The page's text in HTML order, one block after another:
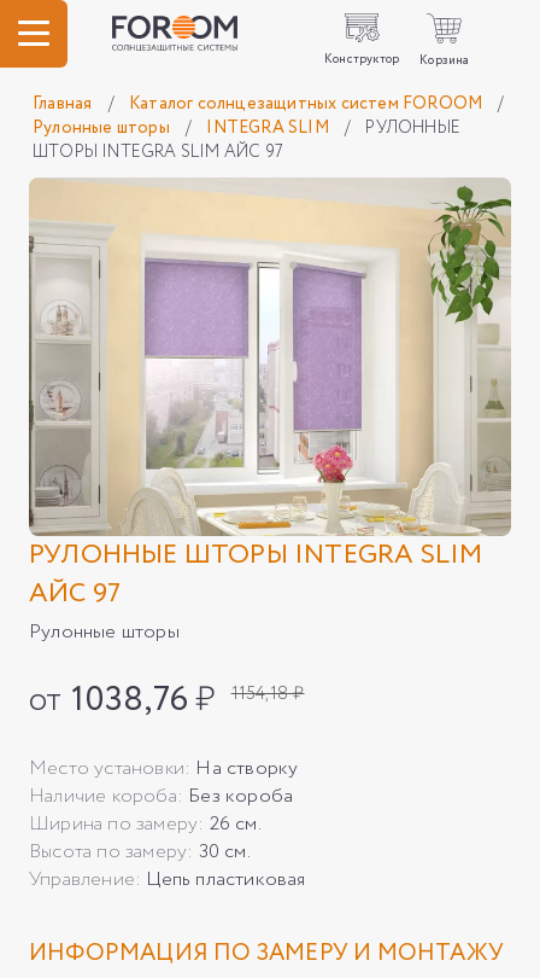
Конструктор Корзина
Главная / Каталог солнцезащитных систем FOROOM
/
Рулонные шторы
/ INTEGRA SLIM /
РУЛОННЫЕ
ШТОРЫ INTEGRA SLIM АЙС 97
РУЛОННЫЕ ШТОРЫ INTEGRA SLIM
АЙС 97
Рулонные шторы
от 1038,76₽ 1154,18 ₽
Место установки: На створку
Наличие короба: Без короба
Ширина по замеру: 26 см.
Высота по замеру: 30 см.
Управление: Цепь пластиковая
ИНФОРМАЦИЯ ПО ЗАМЕРУ И МОНТАЖУ